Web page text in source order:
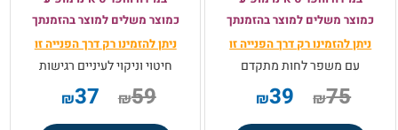
כמוצר משלים למוצר בהזמנתך
ניתן להזמינו רק דרך הפנייה זו
עם משפר לחות מתקדם
₪75
₪39
כמוצר משלים למוצר בהזמנתך
ניתן להזמינו רק דרך הפנייה זו
חיטוי וניקוי לעיניים רגישות
₪59
₪37